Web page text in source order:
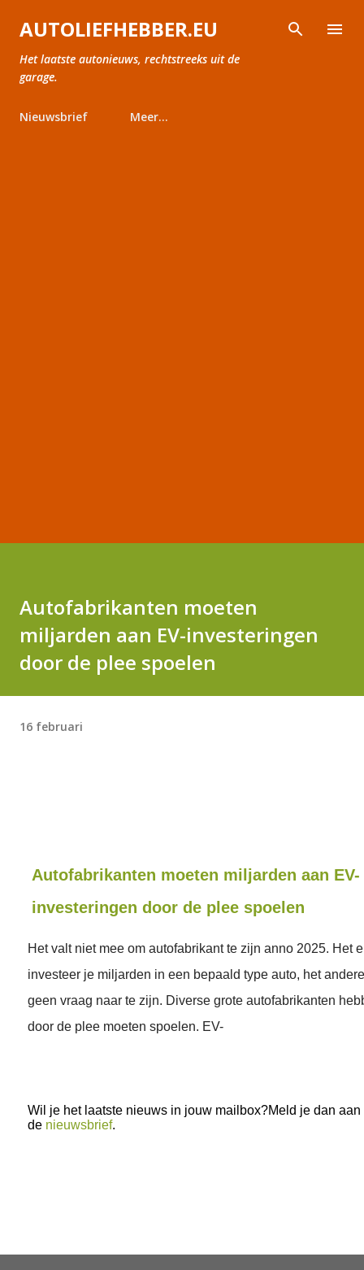
Doorgaan naar hoofdcontent
AUTOLIEFHEBBER.EU
Het laatste autonieuws, rechtstreeks uit de
garage.
Nieuwsbrief Meer…
Autofabrikanten moeten
miljarden aan EV-investeringen
door de plee spoelen
16 februari
Autofabrikanten moeten miljarden aan EV-
investeringen door de plee spoelen
Het valt niet mee om autofabrikant te zijn anno 2025. Het
investeer je miljarden in een bepaald type auto, het
geen vraag naar te zijn. Diverse grote autofabrikanten
door de plee moeten spoelen. EV-
Wil je het laatste nieuws in jouw mailbox?Meld je dan aan
de nieuwsbrief.